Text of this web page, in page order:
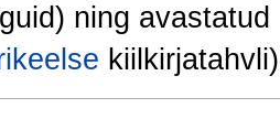
ning